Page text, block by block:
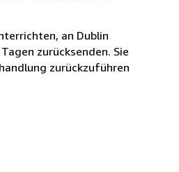
an Dublin
zurücksenden. Sie
zurückzuführen